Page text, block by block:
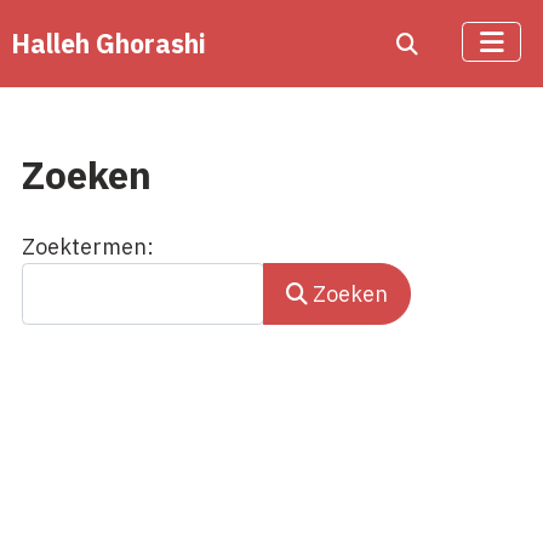
Halleh Ghorashi
Zoeken
Zoekformulier
Zoektermen:
Zoeken